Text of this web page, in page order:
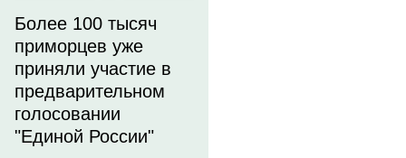
Более 100 тысяч
приморцев уже
приняли участие в
предварительном
голосовании
"Единой России"